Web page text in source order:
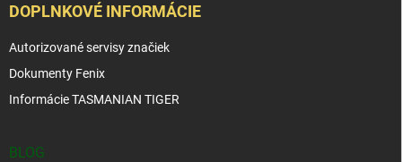
DOPLNKOVÉ INFORMÁCIE
Autorizované servisy značiek
Dokumenty Fenix
Informácie TASMANIAN TIGER
BLOG